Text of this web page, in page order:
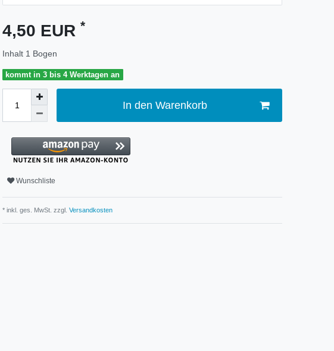
4,50 EUR *
Inhalt 1 Bogen
kommt in 3 bis 4 Werktagen an
In den Warenkorb
Wunschliste
* inkl. ges. MwSt. zzgl. Versandkosten